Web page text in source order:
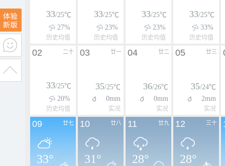
33/25℃
27%
历史均值
33/25℃
23%
历史均值
33/25℃
23%
历史均值
33/25℃
33%
历史均值
二十
02
33/25℃
20%
历史均值
廿一
03
35/25℃
0mm
实况
廿二
04
36/26℃
0mm
实况
廿三
05
35/24℃
2mm
实况
廿七
09
33°
廿八
10
31°
廿九
11
28°
三十
12
28°